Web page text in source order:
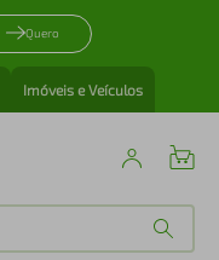
Quero
Imóveis e Veículos